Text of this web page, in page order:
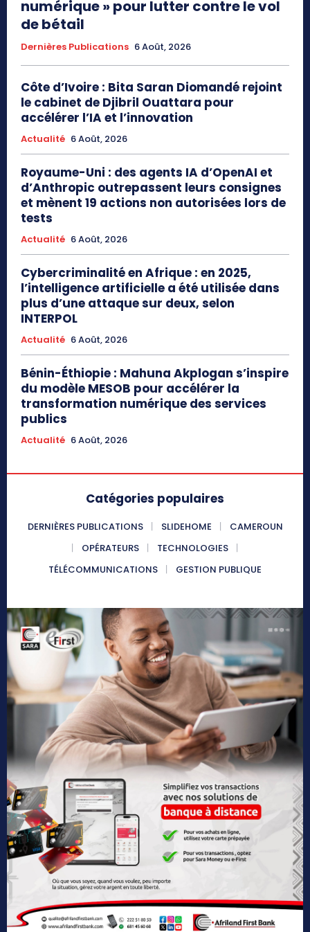
numérique » pour lutter contre le vol
de bétail
Dernières Publications 6 Août, 2026
Côte d’Ivoire : Bita Saran Diomandé rejoint
le cabinet de Djibril Ouattara pour
accélérer l’IA et l’innovation
Actualité 6 Août, 2026
Royaume-Uni : des agents IA d’OpenAI et
d’Anthropic outrepassent leurs consignes
et mènent 19 actions non autorisées lors de
tests
Actualité 6 Août, 2026
Cybercriminalité en Afrique : en 2025,
l’intelligence artificielle a été utilisée dans
plus d’une attaque sur deux, selon
INTERPOL
Actualité 6 Août, 2026
Bénin-Éthiopie : Mahuna Akplogan s’inspire
du modèle MESOB pour accélérer la
transformation numérique des services
publics
Actualité 6 Août, 2026
Catégories populaires
DERNIÈRES PUBLICATIONS SLIDEHOME
CAMEROUN
OPÉRATEURS
TECHNOLOGIES
TÉLÉCOMMUNICATIONS
GESTION PUBLIQUE